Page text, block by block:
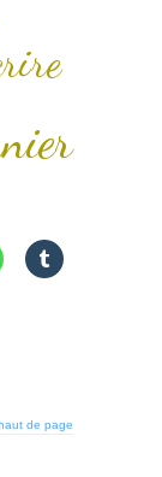
de page